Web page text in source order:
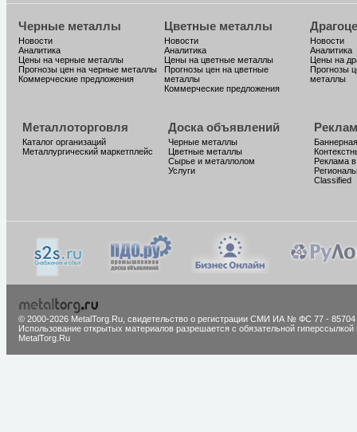
Черные металлы
Новости
Аналитика
Цены на черные металлы
Прогнозы цен на черные металлы
Коммерческие предложения
Цветные металлы
Новости
Аналитика
Цены на цветные металлы
Прогнозы цен на цветные
металлы
Коммерческие предложения
Новости
Аналитика
Цены на
Прогнозы
металлы
Металлоторговля
Каталог организаций
Металлургический маркетплейс
Доска объявлений
Черные металлы
Цветные металлы
Сырье и металлолом
Услуги
Реклама
Classified
© 2000-2026 MetalTorg.Ru, cвидетельство о регистрации СМИ ИА № ФС 77 - 85704
Использование открытых материалов разрешается с обязательной гиперссылкой
MetalTorg.Ru